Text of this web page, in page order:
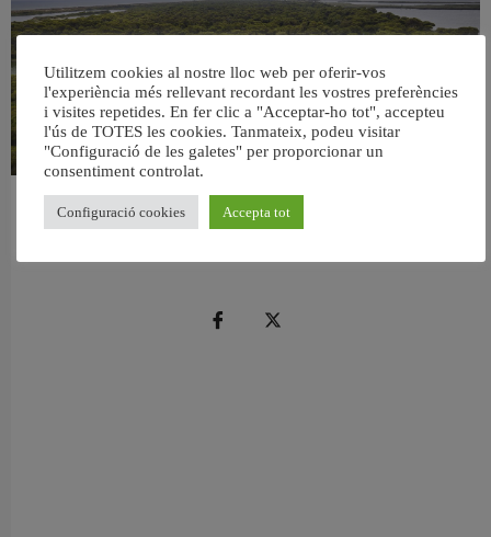
València retira prop de 15.000 litres de residus de la Devesa durant el mes de
juliol
Utilitzem cookies al nostre lloc web per oferir-vos
l'experiència més rellevant recordant les vostres preferències
i visites repetides. En fer clic a "Acceptar-ho tot", accepteu
l'ús de TOTES les cookies. Tanmateix, podeu visitar
"Configuració de les galetes" per proporcionar un
consentiment controlat.
Configuració cookies Accepta tot